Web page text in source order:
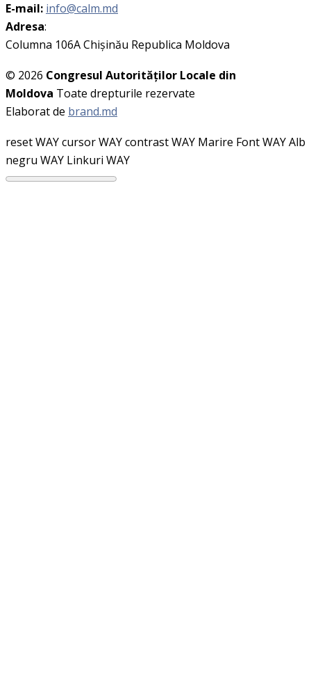
E-mail: info@calm.md
Adresa:
Columna 106A Chişinău Republica Moldova
© 2026 Congresul Autorităţilor Locale din
Moldova Toate drepturile rezervate
Elaborat de brand.md
reset WAYcursor WAYcontrast WAY Marire Font WAYAlb
negru WAY Linkuri WAY